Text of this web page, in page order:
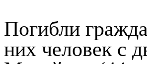
Погибли
них человек с